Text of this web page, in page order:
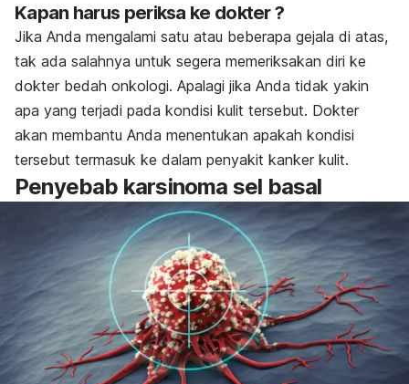
Kapan harus periksa ke dokter ?
Jika Anda mengalami satu atau beberapa gejala di atas,
tak ada salahnya untuk segera memeriksakan diri ke
dokter bedah onkologi. Apalagi jika Anda tidak yakin
apa yang terjadi pada kondisi kulit tersebut. Dokter
akan membantu Anda menentukan apakah kondisi
tersebut termasuk ke dalam penyakit kanker kulit.
Penyebab karsinoma sel basal